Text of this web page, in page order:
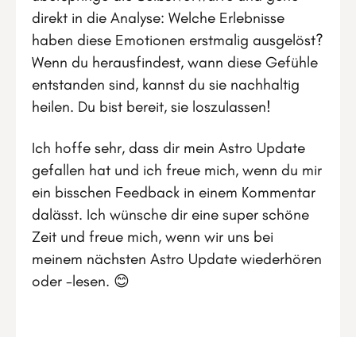
direkt in die Analyse: Welche Erlebnisse
haben diese Emotionen erstmalig ausgelöst?
Wenn du herausfindest, wann diese Gefühle
entstanden sind, kannst du sie nachhaltig
heilen. Du bist bereit, sie loszulassen!
Ich hoffe sehr, dass dir mein Astro Update
gefallen hat und ich freue mich, wenn du mir
ein bisschen Feedback in einem Kommentar
dalässt. Ich wünsche dir eine super schöne
Zeit und freue mich, wenn wir uns bei
meinem nächsten Astro Update wiederhören
oder -lesen. 😊